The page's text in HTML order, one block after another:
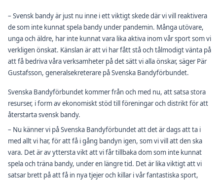
– Svensk bandy är just nu inne i ett viktigt skede där vi vill reaktivera
de som inte kunnat spela bandy under pandemin. Många utövare,
unga och äldre, har inte kunnat vara lika aktiva inom vår sport som vi
verkligen önskat. Känslan är att vi har fått stå och tålmodigt vänta på
att få bedriva våra verksamheter på det sätt vi alla önskar, säger Pär
Gustafsson, generalsekreterare på Svenska Bandyförbundet.
Svenska Bandyförbundet kommer från och med nu, att satsa stora
resurser, i form av ekonomiskt stöd till föreningar och distrikt för att
återstarta svensk bandy.
– Nu känner vi på Svenska Bandyförbundet att det är dags att ta i
med allt vi har, för att få i gång bandyn igen, som vi vill att den ska
vara. Det är av yttersta vikt att vi får tillbaka dom som inte kunnat
spela och träna bandy, under en längre tid. Det är lika viktigt att vi
satsar brett på att få in nya tjejer och killar i vår fantastiska sport,